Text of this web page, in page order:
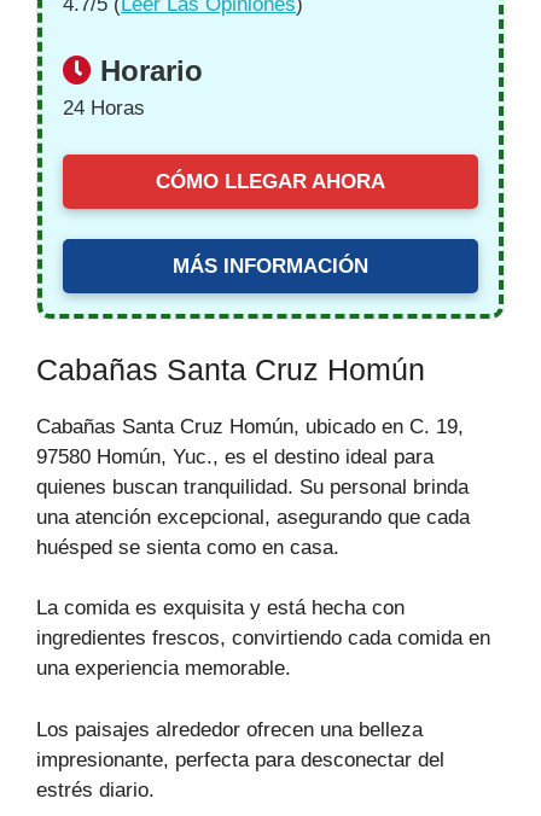
Horario
24 Horas
CÓMO LLEGAR AHORA
MÁS INFORMACIÓN
Cabañas Santa Cruz Homún
Cabañas Santa Cruz Homún, ubicado en C. 19,
97580 Homún, Yuc., es el destino ideal para
quienes buscan tranquilidad. Su personal brinda
una atención excepcional, asegurando que cada
huésped se sienta como en casa.
La comida es exquisita y está hecha con
ingredientes frescos, convirtiendo cada comida en
una experiencia memorable.
Los paisajes alrededor ofrecen una belleza
impresionante, perfecta para desconectar del
estrés diario.